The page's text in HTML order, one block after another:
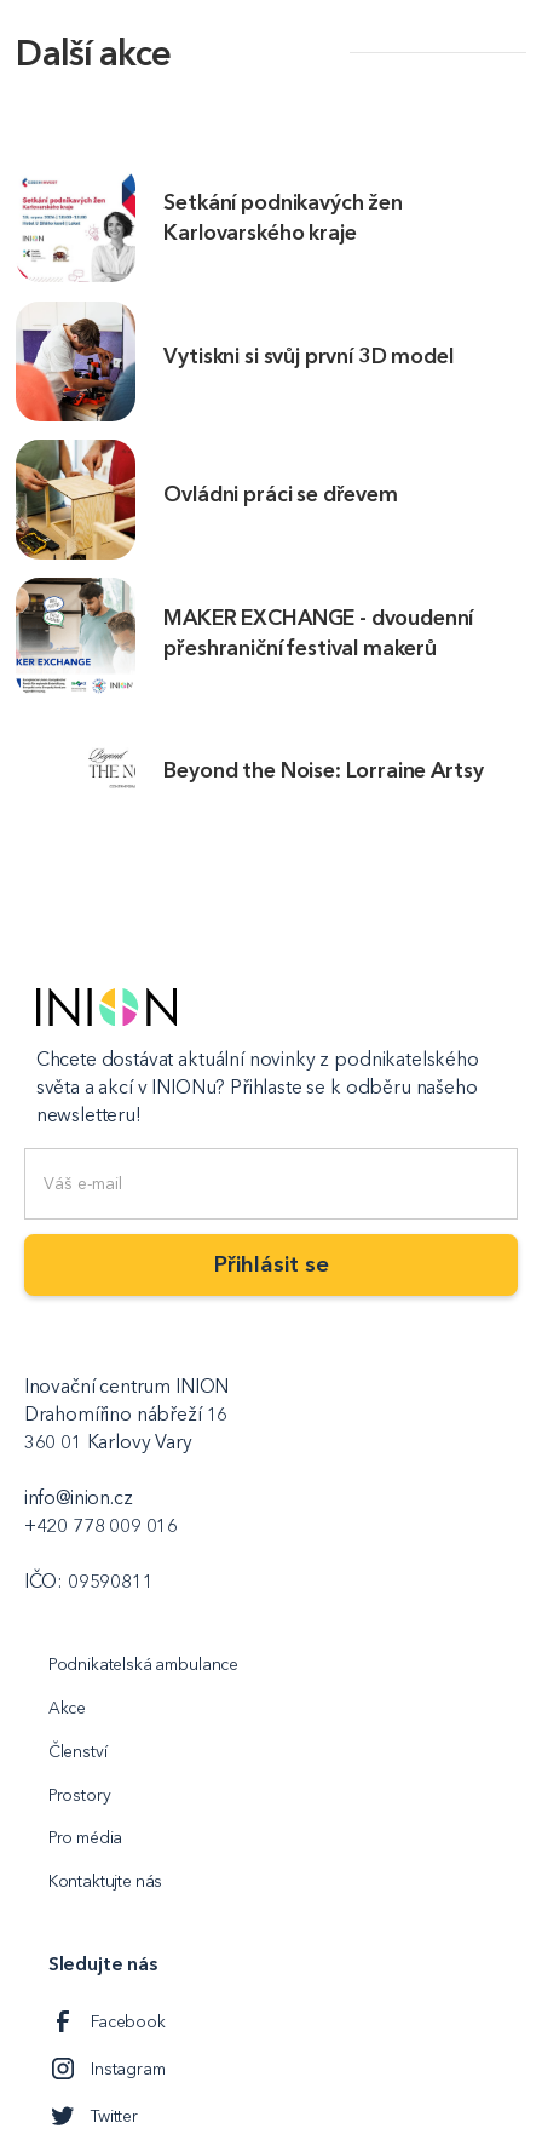
Další akce
Setkání podnikavých žen
Karlovarského kraje
Vytiskni si svůj první 3D model
Ovládni práci se dřevem
MAKER EXCHANGE - dvoudenní
přeshraniční festival makerů
Beyond the Noise: Lorraine Artsy
Chcete dostávat aktuální novinky z podnikatelského
světa a akcí v INIONu? Přihlaste se k odběru našeho
newsletteru!
Inovační centrum INION
Drahomířino nábřeží 16
360 01 Karlovy Vary
info@inion.cz
+420 778 009 016
IČO: 09590811
Podnikatelská ambulance
Akce
Členství
Prostory
Pro média
Kontaktujte nás
Sledujte nás
Facebook
Instagram
Twitter